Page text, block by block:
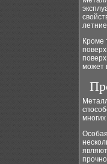
Кроме
может
многих